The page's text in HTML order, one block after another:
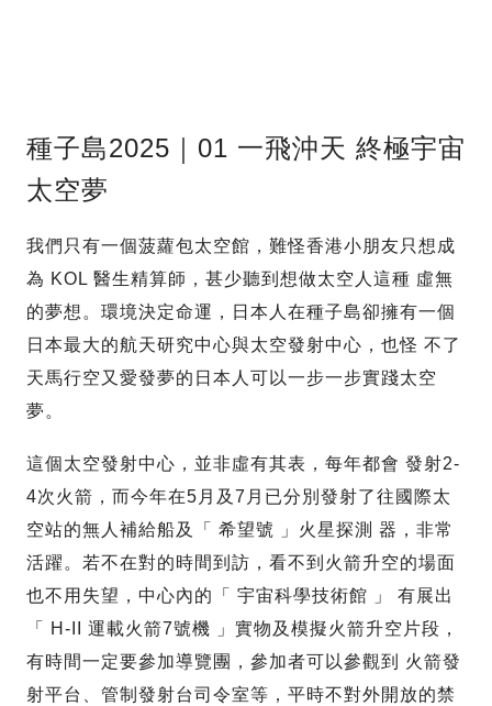
種子島2025｜01 一飛沖天 終極宇宙
太空夢
我們只有一個菠蘿包太空館，難怪香港小朋友只想成
為 KOL 醫生精算師，甚少聽到想做太空人這種 虛無
的夢想。環境決定命運，日本人在種子島卻擁有一個
日本最大的航天研究中心與太空發射中心，也怪 不了
天馬行空又愛發夢的日本人可以一步一步實踐太空
夢。
這個太空發射中心，並非虛有其表，每年都會 發射2-
4次火箭，而今年在5月及7月已分別發射了往國際太
空站的無人補給船及「 希望號 」火星探測 器，非常
活躍。若不在對的時間到訪，看不到火箭升空的場面
也不用失望，中心內的「 宇宙科學技術館 」 有展出
「 H-II 運載火箭7號機 」實物及模擬火箭升空片段，
有時間一定要參加導覽團，參加者可以參觀到 火箭發
射平台、管制發射台司令室等，平時不對外開放的禁